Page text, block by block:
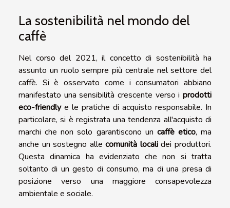
La sostenibilità nel mondo del
caffè
Nel corso del 2021, il concetto di sostenibilità ha
assunto un ruolo sempre più centrale nel settore del
caffè. Si è osservato come i consumatori abbiano
manifestato una sensibilità crescente verso i prodotti
eco-friendlye le pratiche di acquisto responsabile. In
particolare, si è registrata una tendenza all'acquisto di
marchi che non solo garantiscono un caffè etico, ma
anche un sostegno allecomunità localidei produttori.
Questa dinamica ha evidenziato che non si tratta
soltanto di un gesto di consumo, ma di una presa di
posizione verso una maggiore consapevolezza
ambientale e sociale.